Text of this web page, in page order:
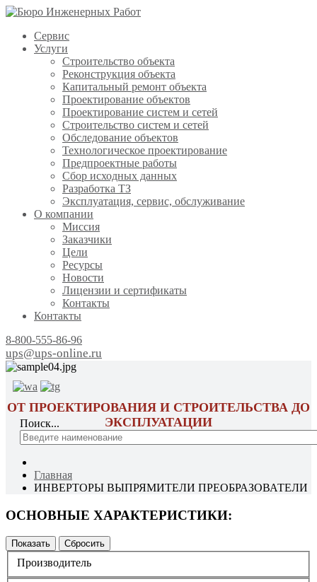
Сервис
Услуги
Строительство объекта
Реконструкция объекта
Капитальный ремонт объекта
Проектирование объектов
Проектирование систем и сетей
Строительство систем и сетей
Обследование объектов
Технологическое проектирование
Предпроектные работы
Сбор исходных данных
Разработка ТЗ
Эксплуатация, сервис, обслуживание
О компании
Миссия
Заказчики
Цели
Ресурсы
Новости
Лицензии и сертификаты
Контакты
Контакты
8-800-555-86-96
ups@ups-online.ru
ОТ ПРОЕКТИРОВАНИЯ И СТРОИТЕЛЬСТВА ДО
ЭКСПЛУАТАЦИИ
Поиск...
Главная
ИНВЕРТОРЫ ВЫПРЯМИТЕЛИ ПРЕОБРАЗОВАТЕЛИ
ОСНОВНЫЕ ХАРАКТЕРИСТИКИ:
Производитель